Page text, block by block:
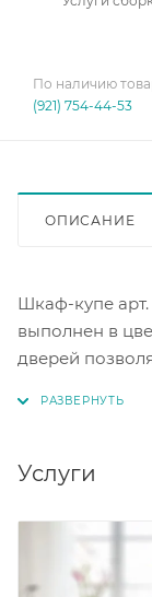
По наличию
(921) 754-44-53
ОПИСАНИЕ
Шкаф-купе арт.
выполнен в
дверей
одежды. В
удобное и
Услуги